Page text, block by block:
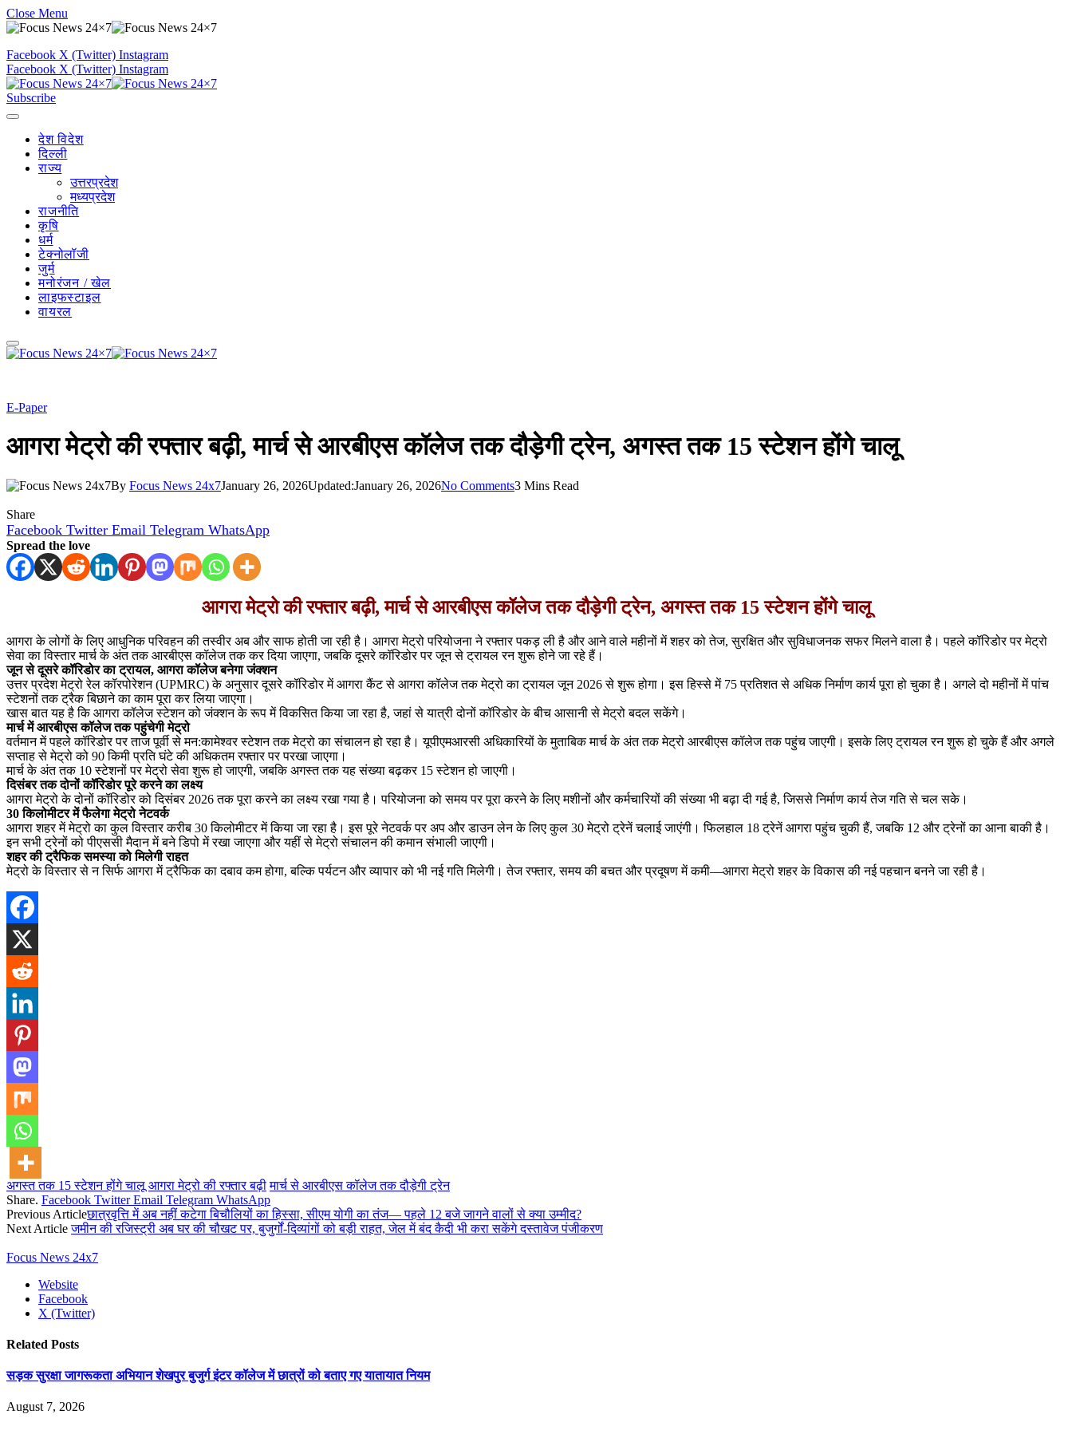
Close Menu
Facebook X (Twitter) Instagram
Facebook X (Twitter) Instagram
Subscribe
देश विदेश
दिल्ली
राज्य
उत्तरप्रदेश
मध्यप्रदेश
राजनीति
कृषि
धर्म
टेक्नोलॉजी
जुर्म
मनोरंजन / खेल
लाइफस्टाइल
वायरल
E-Paper
आगरा मेट्रो की रफ्तार बढ़ी, मार्च से आरबीएस कॉलेज तक दौड़ेगी ट्रेन, अगस्त तक 15 स्टेशन होंगे चालू
By Focus News 24x7January 26, 2026Updated:January 26, 2026No Comments3 Mins Read
Share
Facebook Twitter Email Telegram WhatsApp
Spread the love
आगरा मेट्रो की रफ्तार बढ़ी, मार्च से आरबीएस कॉलेज तक दौड़ेगी ट्रेन, अगस्त तक 15 स्टेशन होंगे चालू
आगरा के लोगों के लिए आधुनिक परिवहन की तस्वीर अब और साफ होती जा रही है। आगरा मेट्रो परियोजना ने रफ्तार पकड़ ली है और आने वाले महीनों में शहर को तेज, सुरक्षित और सुविधाजनक सफर मिलने वाला है। पहले कॉरिडोर पर मेट्रो
सेवा का विस्तार मार्च के अंत तक आरबीएस कॉलेज तक कर दिया जाएगा, जबकि दूसरे कॉरिडोर पर जून से ट्रायल रन शुरू होने जा रहे हैं।
जून से दूसरे कॉरिडोर का ट्रायल, आगरा कॉलेज बनेगा जंक्शन
उत्तर प्रदेश मेट्रो रेल कॉरपोरेशन (UPMRC) के अनुसार दूसरे कॉरिडोर में आगरा कैंट से आगरा कॉलेज तक मेट्रो का ट्रायल जून 2026 से शुरू होगा। इस हिस्से में 75 प्रतिशत से अधिक निर्माण कार्य पूरा हो चुका है। अगले दो महीनों में पांच
स्टेशनों तक ट्रैक बिछाने का काम पूरा कर लिया जाएगा।
खास बात यह है कि आगरा कॉलेज स्टेशन को जंक्शन के रूप में विकसित किया जा रहा है, जहां से यात्री दोनों कॉरिडोर के बीच आसानी से मेट्रो बदल सकेंगे।
मार्च में आरबीएस कॉलेज तक पहुंचेगी मेट्रो
वर्तमान में पहले कॉरिडोर पर ताज पूर्वी से मन:कामेश्वर स्टेशन तक मेट्रो का संचालन हो रहा है। यूपीएमआरसी अधिकारियों के मुताबिक मार्च के अंत तक मेट्रो आरबीएस कॉलेज तक पहुंच जाएगी। इसके लिए ट्रायल रन शुरू हो चुके हैं और अगले
सप्ताह से मेट्रो को 90 किमी प्रति घंटे की अधिकतम रफ्तार पर परखा जाएगा।
मार्च के अंत तक 10 स्टेशनों पर मेट्रो सेवा शुरू हो जाएगी, जबकि अगस्त तक यह संख्या बढ़कर 15 स्टेशन हो जाएगी।
दिसंबर तक दोनों कॉरिडोर पूरे करने का लक्ष्य
आगरा मेट्रो के दोनों कॉरिडोर को दिसंबर 2026 तक पूरा करने का लक्ष्य रखा गया है। परियोजना को समय पर पूरा करने के लिए मशीनों और कर्मचारियों की संख्या भी बढ़ा दी गई है, जिससे निर्माण कार्य तेज गति से चल सके।
30 किलोमीटर में फैलेगा मेट्रो नेटवर्क
आगरा शहर में मेट्रो का कुल विस्तार करीब 30 किलोमीटर में किया जा रहा है। इस पूरे नेटवर्क पर अप और डाउन लेन के लिए कुल 30 मेट्रो ट्रेनें चलाई जाएंगी। फिलहाल 18 ट्रेनें आगरा पहुंच चुकी हैं, जबकि 12 और ट्रेनों का आना बाकी है।
इन सभी ट्रेनों को पीएससी मैदान में बने डिपो में रखा जाएगा और यहीं से मेट्रो संचालन की कमान संभाली जाएगी।
शहर की ट्रैफिक समस्या को मिलेगी राहत
मेट्रो के विस्तार से न सिर्फ आगरा में ट्रैफिक का दबाव कम होगा, बल्कि पर्यटन और व्यापार को भी नई गति मिलेगी। तेज रफ्तार, समय की बचत और प्रदूषण में कमी—आगरा मेट्रो शहर के विकास की नई पहचान बनने जा रही है।
अगस्त तक 15 स्टेशन होंगे चालू आगरा मेट्रो की रफ्तार बढ़ी मार्च से आरबीएस कॉलेज तक दौड़ेगी ट्रेन
Share. Facebook Twitter Email Telegram WhatsApp
Previous Articleछात्रवृत्ति में अब नहीं कटेगा बिचौलियों का हिस्सा, सीएम योगी का तंज— पहले 12 बजे जागने वालों से क्या उम्मीद?
Next Articleजमीन की रजिस्ट्री अब घर की चौखट पर, बुजुर्गों-दिव्यांगों को बड़ी राहत, जेल में बंद कैदी भी करा सकेंगे दस्तावेज पंजीकरण
Focus News 24x7
Website
Facebook
X (Twitter)
Related Posts
सड़क सुरक्षा जागरूकता अभियान शेखपुर बुजुर्ग इंटर कॉलेज में छात्रों को बताए गए यातायात नियम
August 7, 2026